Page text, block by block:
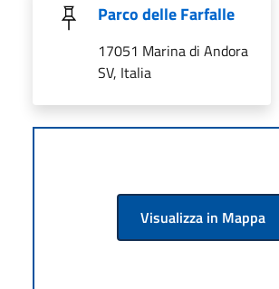
Parco delle Farfalle
17051 Marina di Andora
SV, Italia
Visualizza in Mappa